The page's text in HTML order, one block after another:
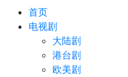
首页
电视剧
大陆剧
港台剧
欧美剧